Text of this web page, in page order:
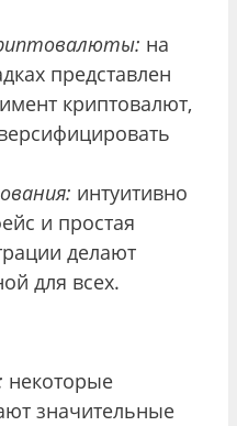
на
представлен
криптовалют,
интуитивно
и простая
делают
для всех.
некоторые
значительные